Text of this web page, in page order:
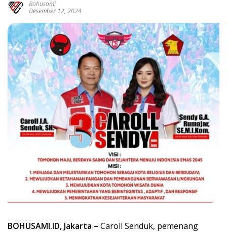
Bohusami
Desember 12, 2024
BOHUSAMI.ID, Jakarta – Caroll Senduk, pemenang